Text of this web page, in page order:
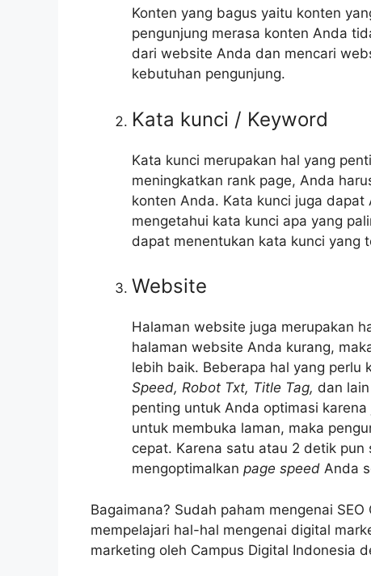
Konten yang bagus yaitu konten
pengunjung merasa konten Anda
dari website Anda dan mencari
kebutuhan pengunjung.
Kata kunci / Keyword
Kata kunci merupakan hal yang
meningkatkan rank page, Anda
konten Anda. Kata kunci juga
mengetahui kata kunci apa yang
dapat menentukan kata kunci yang
Website
Halaman website juga merupakan
halaman website Anda kurang,
lebih baik. Beberapa hal yang
Speed, Robot Txt, Title Tag, dan
penting untuk Anda optimasi
untuk membuka laman, maka
cepat. Karena satu atau 2 detik
mengoptimalkan page speed Anda
Bagaimana? Sudah paham mengenai
mempelajari hal-hal mengenai digital
marketing oleh Campus Digital Indonesia